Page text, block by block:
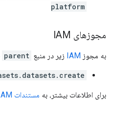
platform
مجوزهای IAM
به مجوز IAM زیر در منبع parent
برای اطلاعات بیشتر، به مستندات IAM